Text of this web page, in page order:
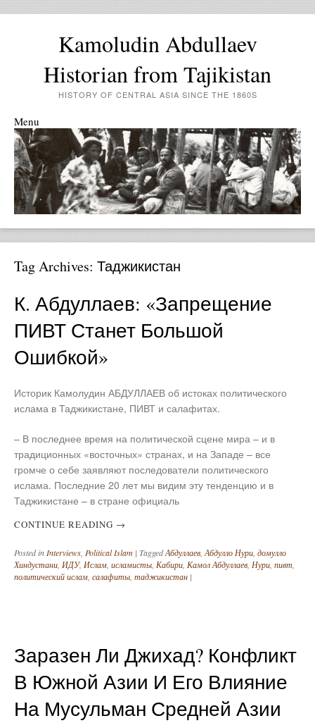
Kamoludin Abdullaev
Historian from Tajikistan
HISTORY OF CENTRAL ASIA SINCE THE 1860S
Menu
Skip to content
Tag Archives: Таджикистан
К. Абдуллаев: «Запрещение
ПИВТ Станет Большой
Ошибкой»
Историк Камолудин АБДУЛЛАЕВ об истоках политического
ислама в Таджикистане, ПИВТ и салафитах.
– В последнее время на политической сцене мира – и в
традиционных «восточных» странах, и на Западе – все
громче о себе заявляют последователи политического
ислама. Последние 20 лет мы видим эту тенденцию и в
Таджикистане – в стране официаль
CONTINUE READING →
Posted inInterviews, Political Islam | TaggedАбдуллаев,Абдулло Нури, домулло
Хиндустани, ИДУ, Ислам, исламисты, Кабири, Камол Абдуллаев, Нури, пивт,
политический ислам, салафиты, таджикистан |
Заразен Ли Джихад? Конфликт
В Южной Азии И Его Влияние
На Мусульман Средней Азии